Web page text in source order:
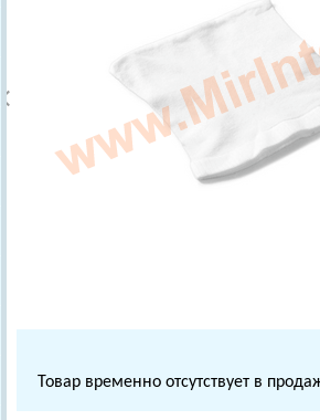
Товар временно отсутствует в